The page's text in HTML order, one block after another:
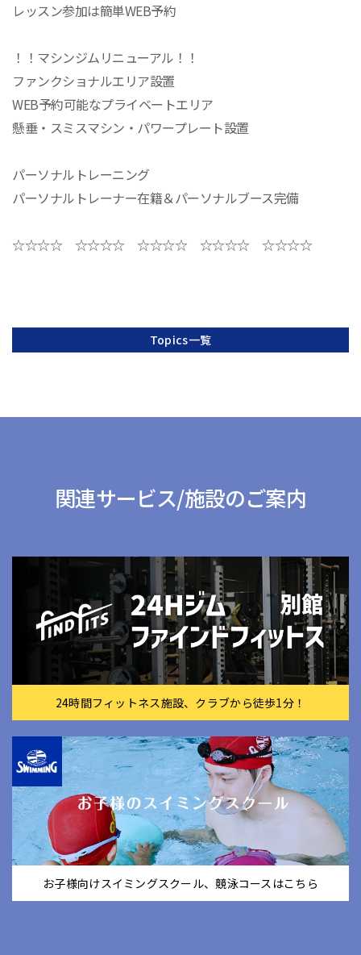
レッスン参加は簡単WEB予約
！！マシンジムリニューアル！！
ファンクショナルエリア設置
WEB予約可能なプライベートエリア
懸垂・スミスマシン・パワープレート設置
パーソナルトレーニング
パーソナルトレーナー在籍＆パーソナルブース完備
☆☆☆☆ ☆☆☆☆ ☆☆☆☆ ☆☆☆☆ ☆☆☆☆
Topics一覧
関連サービス/施設のご案内
24時間フィットネス施設、クラブから徒歩1分！
お子様向けスイミングスクール、競泳コースはこちら